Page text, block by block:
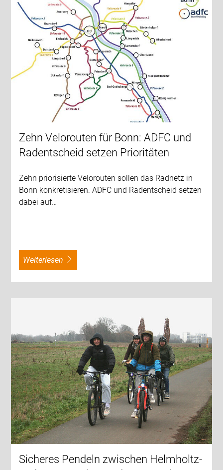
Zehn Velorouten für Bonn: ADFC und
Radentscheid setzen Prioritäten
Zehn priorisierte Velorouten sollen das Radnetz in
Bonn konkretisieren. ADFC und Radentscheid setzen
dabei auf…
weiterlesen
Sicheres Pendeln zwischen Helmholtz-